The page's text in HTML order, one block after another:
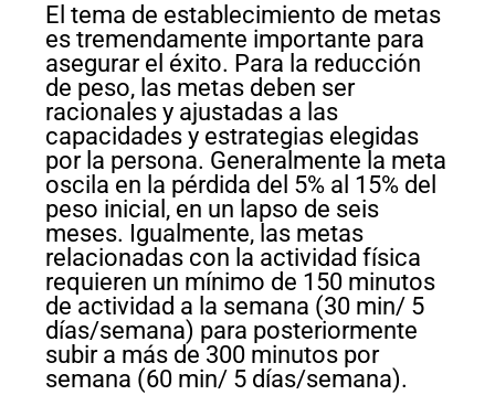
El tema de establecimiento de metas
es tremendamente importante para
asegurar el éxito. Para la reducción
de peso, las metas deben ser
racionales y ajustadas a las
capacidades y estrategias elegidas
por la persona. Generalmente la meta
oscila en la pérdida del 5% al 15% del
peso inicial, en un lapso de seis
meses. Igualmente, las metas
relacionadas con la actividad física
requieren un mínimo de 150 minutos
de actividad a la semana (30 min/ 5
días/semana) para posteriormente
subir a más de 300 minutos por
semana (60 min/ 5 días/semana).